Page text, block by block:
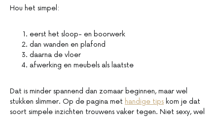
Hou het simpel:
eerst het sloop- en boorwerk
dan wanden en plafond
daarna de vloer
afwerking en meubels als laatste
Dat is minder spannend dan zomaar beginnen, maar wel
stukken slimmer. Op de pagina met handige tips kom je dat
soort simpele inzichten trouwens vaker tegen. Niet sexy, wel